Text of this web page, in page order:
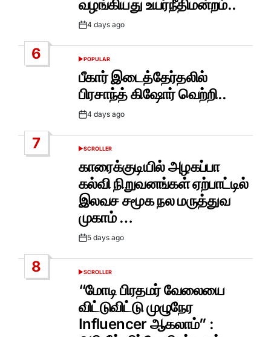
வழங்கியது உயர்நீதிமன்றம்..
Post4 days ago
6
POSTED
IN
POPULAR
பீகார் இடைத்தேர்தலில்
பிரசாந்த் கிஷோர் வெற்றி..
Post4 days ago
7
POSTED
SCROLLER
காரைக்குடியில் அழகப்பா
கல்வி நிறுவனங்கள் ஏற்பாட்டில்
இலவச சமூக நல மருத்துவ
முகாம் …
Post5 days ago
8
POSTED
IN
SCROLLER
“மோடி பிரதமர் வேலையை
விட்டுவிட்டு முழுநேர
Influencer ஆகலாம்” :